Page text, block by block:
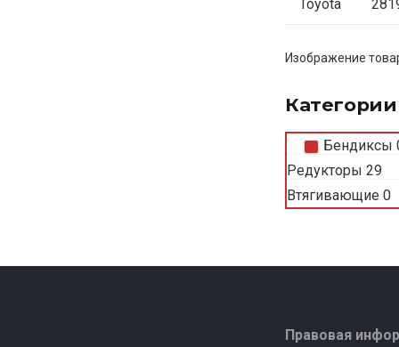
Toyota
Изображение
Бендиксы
Редукторы 29
Втягивающие 0
Правовая